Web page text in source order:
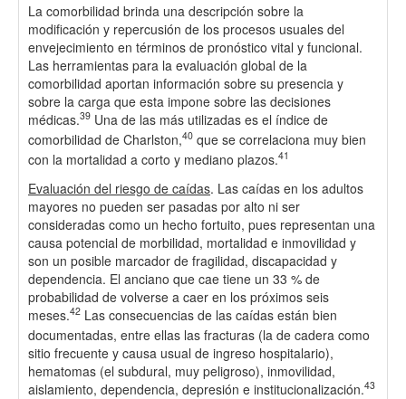
La comorbilidad brinda una descripción sobre la
modificación y repercusión de los procesos usuales del
envejecimiento en términos de pronóstico vital y funcional.
Las herramientas para la evaluación global de la
comorbilidad aportan información sobre su presencia y
sobre la carga que esta impone sobre las decisiones
médicas.39 Una de las más utilizadas es el índice de
comorbilidad de Charlston,40 que se correlaciona muy bien
con la mortalidad a corto y mediano plazos.41
Evaluación del riesgo de caídas. Las caídas en los adultos
mayores no pueden ser pasadas por alto ni ser
consideradas como un hecho fortuito, pues representan una
causa potencial de morbilidad, mortalidad e inmovilidad y
son un posible marcador de fragilidad, discapacidad y
dependencia. El anciano que cae tiene un 33 % de
probabilidad de volverse a caer en los próximos seis
meses.42 Las consecuencias de las caídas están bien
documentadas, entre ellas las fracturas (la de cadera como
sitio frecuente y causa usual de ingreso hospitalario),
hematomas (el subdural, muy peligroso), inmovilidad,
aislamiento, dependencia, depresión e institucionalización.43